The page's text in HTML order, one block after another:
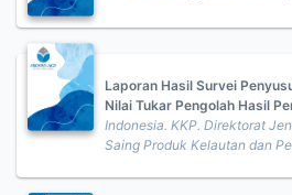
Laporan Hasil Survei
Nilai Tukar Pengolah Hasil
Indonesia. KKP. Direktorat
Saing Produk Kelautan dan